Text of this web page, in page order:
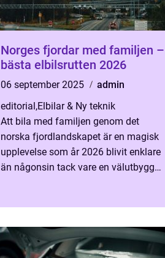
Norges fjordar med familjen –
bästa elbilsrutten 2026
06 september 2025
admin
editorial,Elbilar & Ny teknik
Att bila med familjen genom det
norska fjordlandskapet är en magisk
upplevelse som år 2026 blivit enklare
än någonsin tack vare en välutbyggd